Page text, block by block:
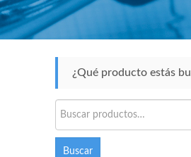
¿Qué producto estás
por:
Buscar